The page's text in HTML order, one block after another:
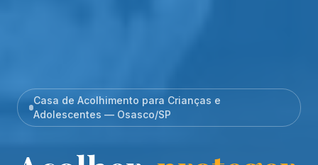
Casa de Acolhimento para Crianças e
Adolescentes — Osasco/SP